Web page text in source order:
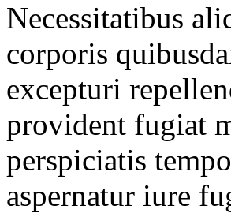
Necessitatibus
corporis
excepturi
provident fugiat
perspiciatis
aspernatur iure